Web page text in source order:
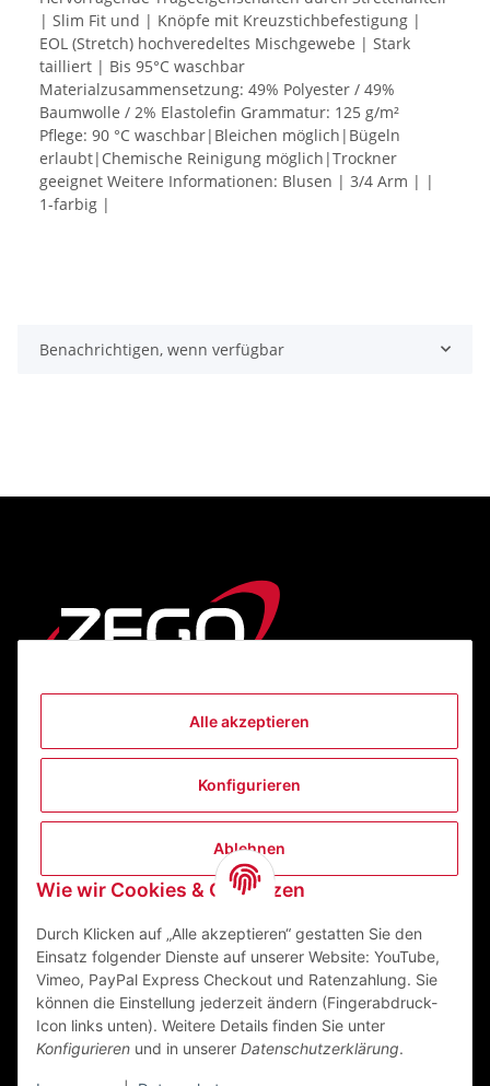
Alle akzeptieren
Konfigurieren
Ablehnen
Wie wir Cookies & Co nutzen
Durch Klicken auf „Alle akzeptieren“ gestatten Sie den
Einsatz folgender Dienste auf unserer Website: YouTube,
Vimeo, PayPal Express Checkout und Ratenzahlung. Sie
können die Einstellung jederzeit ändern (Fingerabdruck-
Icon links unten). Weitere Details finden Sie unter
Konfigurieren und in unserer Datenschutzerklärung.
| Slim Fit und | Knöpfe mit Kreuzstichbefestigung |
EOL (Stretch) hochveredeltes Mischgewebe | Stark
tailliert | Bis 95°C waschbar
Materialzusammensetzung: 49% Polyester / 49%
Baumwolle / 2% Elastolefin Grammatur: 125 g/m²
Pflege: 90 °C waschbar|Bleichen möglich|Bügeln
erlaubt|Chemische Reinigung möglich|Trockner
geeignet Weitere Informationen: Blusen | 3/4 Arm | |
1-farbig |
Benachrichtigen, wenn verfügbar
Informationen
ZEGO Textilveredelungszentrum GmbH
63741 Aschaffenburg Deutschland
Mail:info@zego-tvz.de
Tel.:06021 59092-0